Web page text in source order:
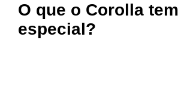
O que o Corolla tem
especial?